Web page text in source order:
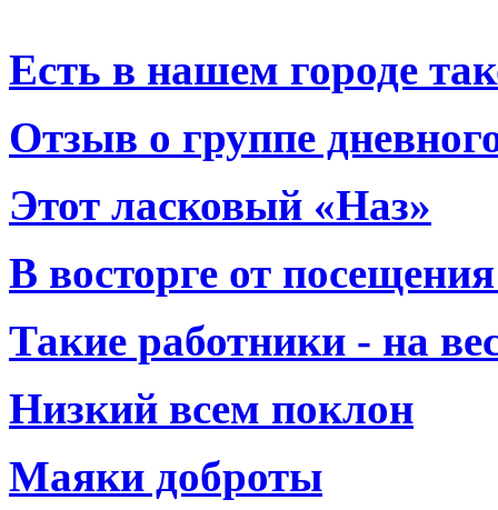
Есть в нашем городе
Отзыв о группе
Этот ласковый «Наз»
В восторге от
Такие работники - на
Низкий всем поклон
Маяки доброты